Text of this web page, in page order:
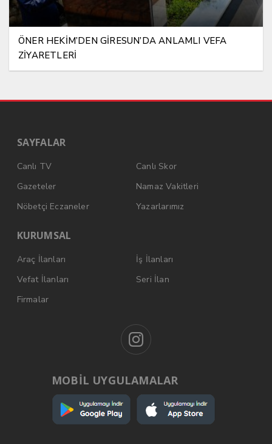
ÖNER HEKİM’DEN GİRESUN’DA ANLAMLI VEFA
ZİYARETLERİ
SAYFALAR
Canlı TV
Canlı Skor
Gazeteler
Namaz Vakitleri
Nöbetçi Eczaneler
Yazarlarımız
KURUMSAL
Araç İlanları
İş İlanları
Vefat İlanları
Seri İlan
Firmalar
MOBİL UYGULAMALAR